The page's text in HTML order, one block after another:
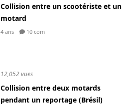
Collision entre un scootériste et un
motard
4 ans 10 com
12,052 vues
Collision entre deux motards
pendant un reportage (Brésil)